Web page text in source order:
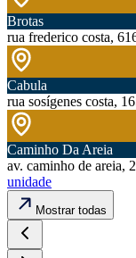
Brotas
rua frederico costa,
Cabula
rua sosígenes costa,
Caminho Da Areia
av. caminho de areia,
unidade
Mostrar todas